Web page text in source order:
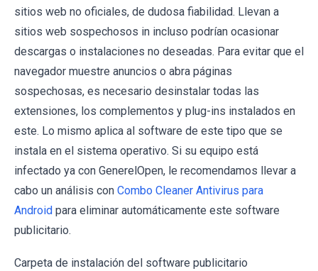
sitios web no oficiales, de dudosa fiabilidad. Llevan a
sitios web sospechosos in incluso podrían ocasionar
descargas o instalaciones no deseadas. Para evitar que el
navegador muestre anuncios o abra páginas
sospechosas, es necesario desinstalar todas las
extensiones, los complementos y plug-ins instalados en
este. Lo mismo aplica al software de este tipo que se
instala en el sistema operativo. Si su equipo está
infectado ya con GenerelOpen, le recomendamos llevar a
cabo un análisis con Combo Cleaner Antivirus para
Android para eliminar automáticamente este software
publicitario.
Carpeta de instalación del software publicitario